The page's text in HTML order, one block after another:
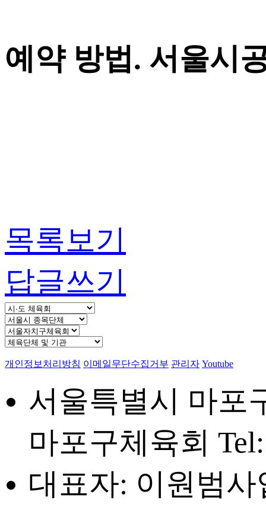
예약 방법. 서울시
목록보기
답글쓰기
개인정보처리방침 이메일무단수집거부 관리자 Youtube
서울특별시 마포
마포구체육회
대표자: 이원범사